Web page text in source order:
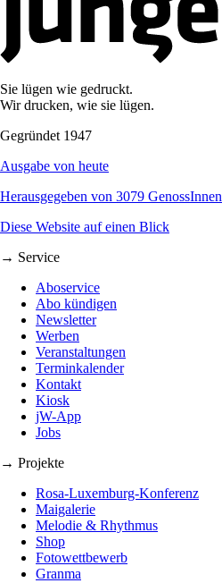
Sie lügen wie gedruckt.
Wir drucken, wie sie lügen.
Gegründet 1947
Ausgabe von heute
Herausgegeben von 3079 GenossInnen
Diese Website auf einen Blick
→ Service
Aboservice
Abo kündigen
Newsletter
Werben
Veranstaltungen
Terminkalender
Kontakt
Kiosk
jW-App
Jobs
→ Projekte
Rosa-Luxemburg-Konferenz
Maigalerie
Melodie & Rhythmus
Shop
Fotowettbewerb
Granma